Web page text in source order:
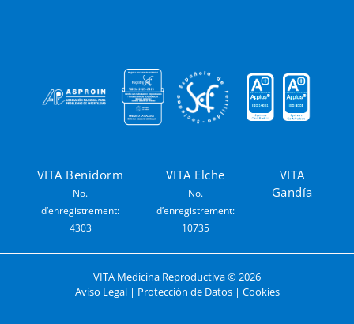
VITA Benidorm
No.
d’enregistrement:
4303
VITA Elche
No.
d’enregistrement:
10735
VITA
Gandía
VITA Medicina Reproductiva ©2026
Aviso Legal| Protección de Datos| Cookies